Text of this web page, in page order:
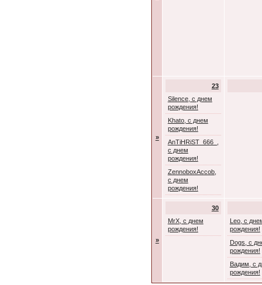
»
23
Silence, с днем
рождения!
Khato, с днем
рождения!
AnTiHRiST_666_,
с днем
рождения!
ZennoboxAccob,
с днем
рождения!
»
30
MrX, с днем
рождения!
Leo, с
рождения!
Dogs, с
рождения!
Вадим, с
рождения!